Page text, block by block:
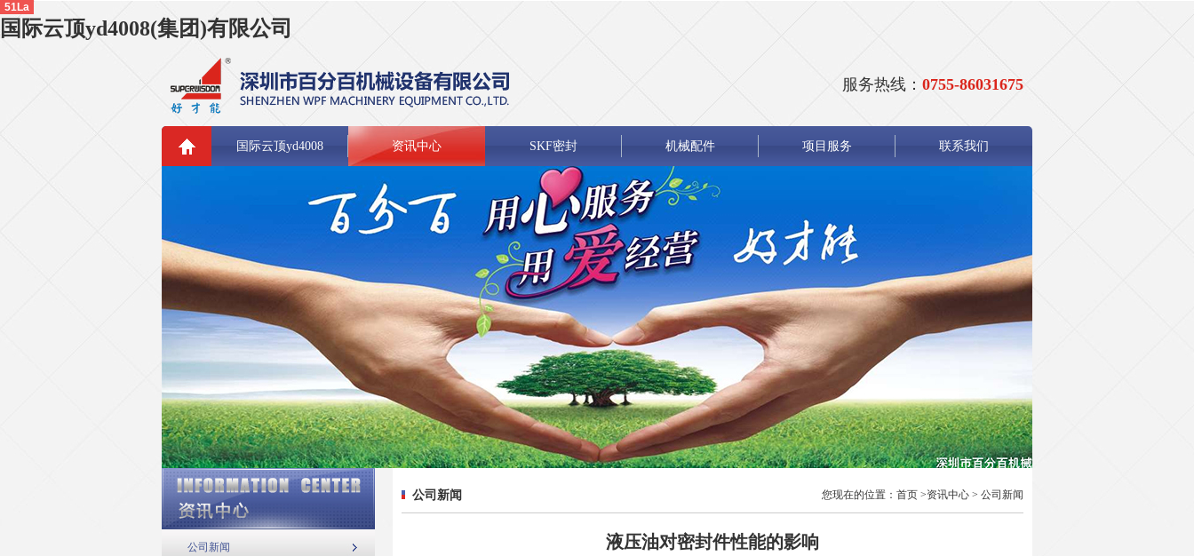
51La
国际云顶yd4008(集团)有限公司
服务热线： 0755-86031675
国际云顶yd4008 资讯中心 SKF密封 机械配件 项目服务 联系我们
公司新闻
公司新闻 您现在的位置： 首页 >资讯中心 > 公司新闻
液压油对密封件性能的影响